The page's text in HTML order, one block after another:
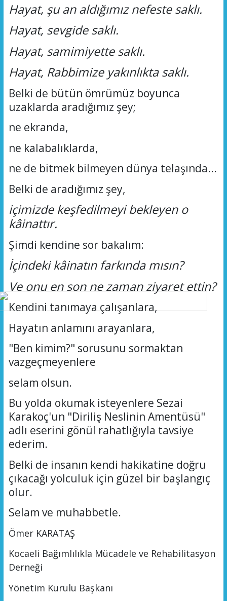
Hayat, şu an aldığımız nefeste saklı.
Hayat, sevgide saklı.
Hayat, samimiyette saklı.
Hayat, Rabbimize yakınlıkta saklı.
Belki de bütün ömrümüz boyunca
uzaklarda aradığımız şey;
ne ekranda,
ne kalabalıklarda,
ne de bitmek bilmeyen dünya telaşında...
Belki de aradığımız şey,
içimizdekeşfedilmeyi bekleyen o
kâinattır.
Şimdi kendine sorbakalım:
İçindeki kâinatın farkında mısın?
Ve onu en son ne zaman ziyaret ettin?
Kendini tanımaya çalışanlara,
Hayatın anlamını arayanlara,
"Ben kimim?" sorusunu sormaktan
vazgeçmeyenlere
selam olsun.
Bu yolda okumak isteyenlere Sezai
Karakoç'un "Diriliş Neslinin Amentüsü"
adlı eserini gönül rahatlığıyla tavsiye
ederim.
Belki de insanın kendi hakikatine doğru
çıkacağı yolculuk için güzel bir başlangıç
olur.
Selam ve muhabbetle.
Ömer KARATAŞ
Kocaeli Bağımlılıkla Mücadele ve Rehabilitasyon
Derneği
Yönetim Kurulu Başkanı